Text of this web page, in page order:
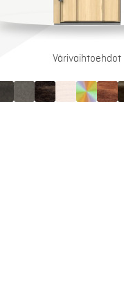
Värivaihtoehdot